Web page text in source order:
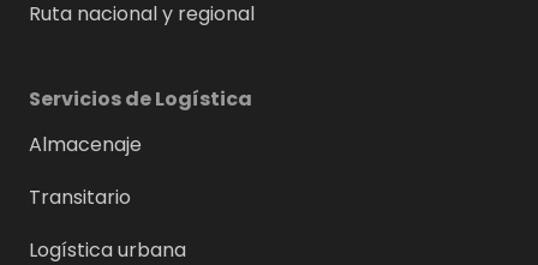
Ruta nacional y regional
Servicios de Logística
Almacenaje
Transitario
Logística urbana